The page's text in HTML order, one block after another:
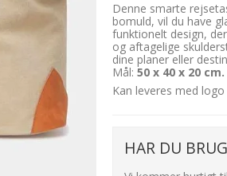
Denne smarte
bomuld, vil du have
funktionelt design,
og aftagelige
dine planer eller
Mål: 50 x 40 x 20 cm.
Kan leveres med
HAR DU